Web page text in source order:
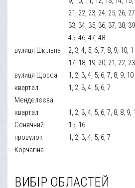
21, 22, 23, 24, 25, 26,
33, 34, 35, 36, 37, 38,
45, 46, 47, 48
вулиця Шкільна
2, 3, 4, 5, 6, 7, 8, 9, 10,
17, 18, 19, 20, 21, 22,
вулиця Щорса 1, 2, 3, 4, 5, 6, 7, 8, 9, 10
квартал
Менделєєва
1, 2, 3, 4, 5, 6, 7
квартал
Сонячний
1, 2, 3, 4, 5, 6, 7, 8, 8, 9,
15, 16
провулок
Корчагіна
1, 2, 3, 4, 5, 6, 7
ВИБІР ОБЛАСТЕЙ